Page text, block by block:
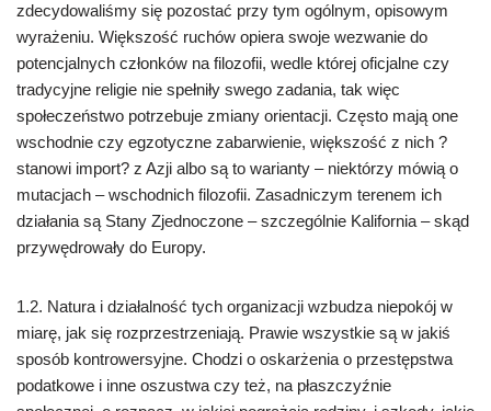
zdecydowaliśmy się pozostać przy tym ogólnym, opisowym
wyrażeniu. Większość ruchów opiera swoje wezwanie do
potencjalnych członków na filozofii, wedle której oficjalne czy
tradycyjne religie nie spełniły swego zadania, tak więc
społeczeństwo potrzebuje zmiany orientacji. Często mają one
wschodnie czy egzotyczne zabarwienie, większość z nich ?
stanowi import? z Azji albo są to warianty – niektórzy mówią o
mutacjach – wschodnich filozofii. Zasadniczym terenem ich
działania są Stany Zjednoczone – szczególnie Kalifornia – skąd
przywędrowały do Europy.
1.2. Natura i działalność tych organizacji wzbudza niepokój w
miarę, jak się rozprzestrzeniają. Prawie wszystkie są w jakiś
sposób kontrowersyjne. Chodzi o oskarżenia o przestępstwa
podatkowe i inne oszustwa czy też, na płaszczyźnie